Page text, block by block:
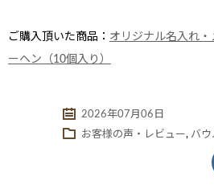
ご購入頂いた商品： オリジナル名入れ
ーヘン（10個入り）
2026年07月06日
お客様の声・レビュー, バウ